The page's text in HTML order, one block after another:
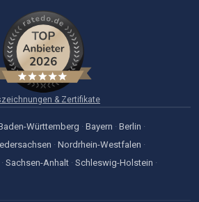
& Zertifikate
Württemberg · Bayern · Berlin ·
· Nordrhein-Westfalen ·
· Sachsen-Anhalt · Schleswig-Holstein ·